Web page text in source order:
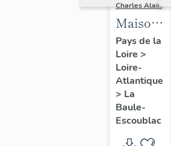
Charles Alain
Maison
dite villa
balnéaire
Mouraïma,
39 allée
Cavalière
Pays de la
Loire >
Loire-
Atlantique
> La
Baule-
Escoublac